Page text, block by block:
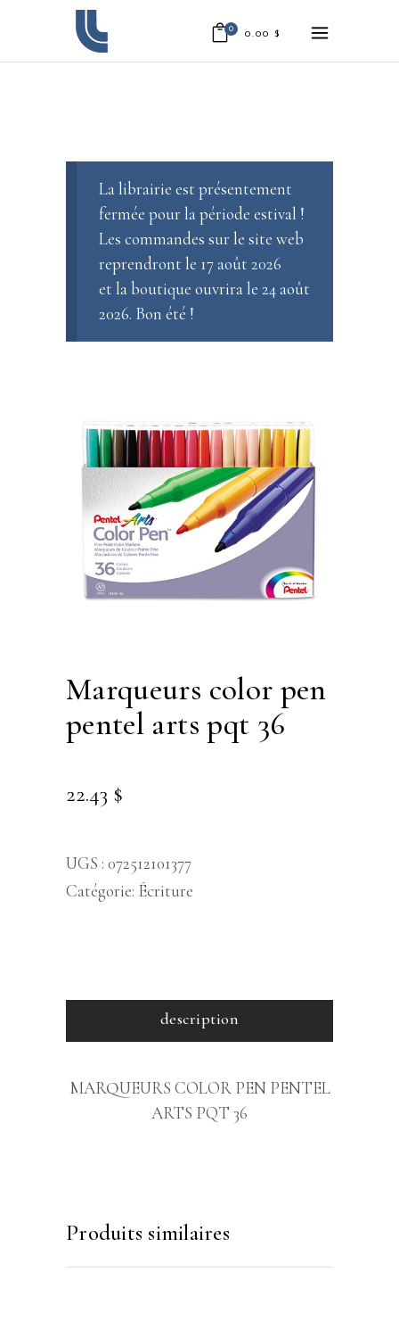
0 0.00 $
La librairie est présentement
fermée pour la période estival !
Les commandes sur le site web
reprendront le 17 août 2026
et la boutique ouvrira le 24 août
2026. Bon été !
marqueurs color pen
pentel arts pqt 36
22.43 $
UGS : 072512101377
Catégorie: Écriture
description
MARQUEURS COLOR PEN PENTEL
ARTS PQT 36
Produits similaires